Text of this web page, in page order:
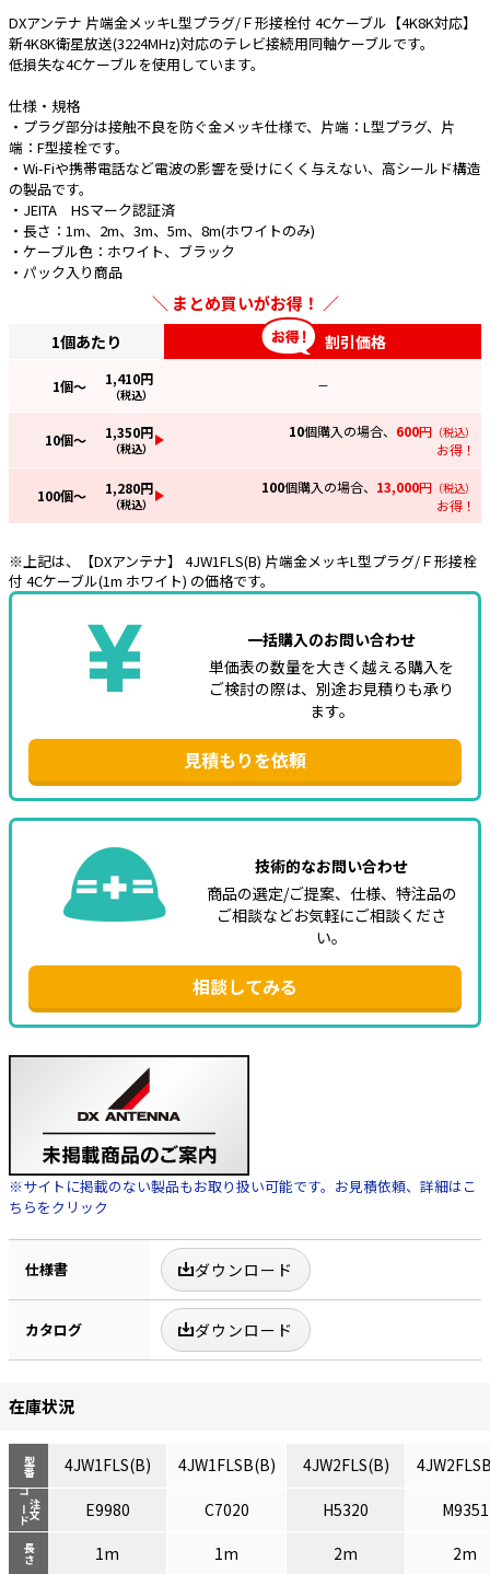
EV充電設備工事関連
感染症関連
その他
e431オリジナル
暑さ対策
販売終了品
DXアンテナ 片端金メッキL型プラグ/Ｆ形接栓付 4Cケーブル【4K8K対応】
新4K8K衛星放送(3224MHz)対応のテレビ接続用同軸ケーブルです。
低損失な4Cケーブルを使用しています。
仕様・規格
・プラグ部分は接触不良を防ぐ金メッキ仕様で、片端：L型プラグ、片
端：F型接栓です。
・Wi-Fiや携帯電話など電波の影響を受けにくく与えない、高シールド構造
の製品です。
・JEITA HSマーク認証済
・長さ：1m、2m、3m、5m、8m(ホワイトのみ)
・ケーブル色：ホワイト、ブラック
・パック入り商品
まとめ買いがお得！
1個あたり 割引価格
1個～ 1,410円
（税込）
—
10個～ 1,350円
（税込）
10個購入の場合、 600円 （税込）
お得！
100個～ 1,280円
（税込）
100個購入の場合、 13,000円 （税込）
お得！
※上記は、【DXアンテナ】 4JW1FLS(B) 片端金メッキL型プラグ/Ｆ形接栓
付 4Cケーブル(1m ホワイト) の価格です。
一括購入のお問い合わせ
単価表の数量を大きく越える購入を
ご検討の際は、別途お見積りも承り
ます。
見積もりを依頼
技術的なお問い合わせ
商品の選定/ご提案、仕様、特注品の
ご相談などお気軽にご相談くださ
い。
相談してみる
※サイトに掲載のない製品もお取り扱い可能です。お見積依頼、詳細はこ
ちらをクリック
仕様書 ダウンロード
カタログ ダウンロード
在庫状況
型番
注文
コード
長さ
4JW1FLS(B) 4JW1FLSB(B) 4JW2FLS(B)
E9980 C7020 H5320
M9351
1m
1m 2m 2m